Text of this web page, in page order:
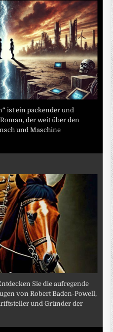
ist ein packender und
der weit über den
und Maschine
Sie die aufregende
von Robert Baden-Powell,
und Gründer der